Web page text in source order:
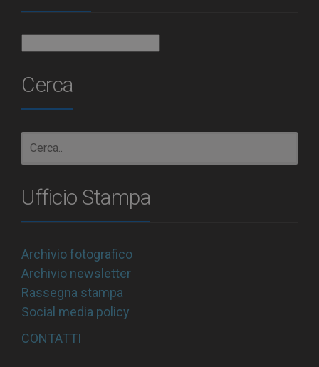
Cerca
Ufficio Stampa
Archivio fotografico
Archivio newsletter
Rassegna stampa
Social media policy
CONTATTI